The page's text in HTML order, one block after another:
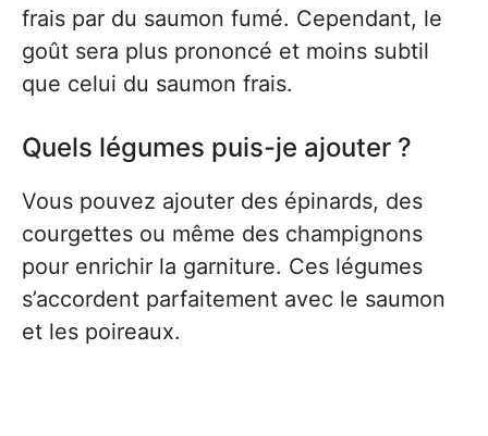
frais par du saumon fumé. Cependant, le
goût sera plus prononcé et moins subtil
que celui du saumon frais.
Quels légumes puis-je ajouter ?
Vous pouvez ajouter des épinards, des
courgettes ou même des champignons
pour enrichir la garniture. Ces légumes
s’accordent parfaitement avec le saumon
et les poireaux.